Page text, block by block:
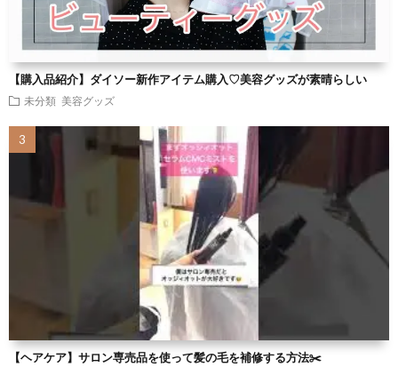
【購入品紹介】ダイソー新作アイテム購入♡美容グッズが素晴らしい
未分類 美容グッズ
【ヘアケア】サロン専売品を使って髪の毛を補修する方法✂️